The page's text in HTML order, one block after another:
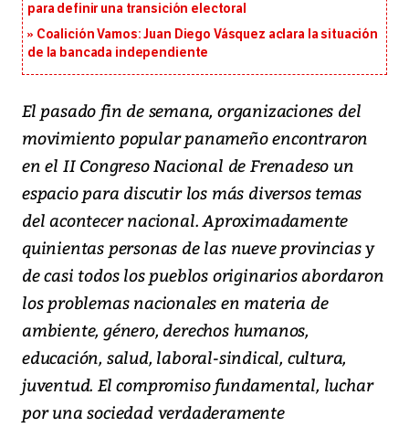
para definir una transición electoral
Coalición Vamos: Juan Diego Vásquez aclara la situación
de la bancada independiente
El pasado fin de semana, organizaciones del
movimiento popular panameño encontraron
en el II Congreso Nacional de Frenadeso un
espacio para discutir los más diversos temas
del acontecer nacional. Aproximadamente
quinientas personas de las nueve provincias y
de casi todos los pueblos originarios abordaron
los problemas nacionales en materia de
ambiente, género, derechos humanos,
educación, salud, laboral-sindical, cultura,
juventud. El compromiso fundamental, luchar
por una sociedad verdaderamente